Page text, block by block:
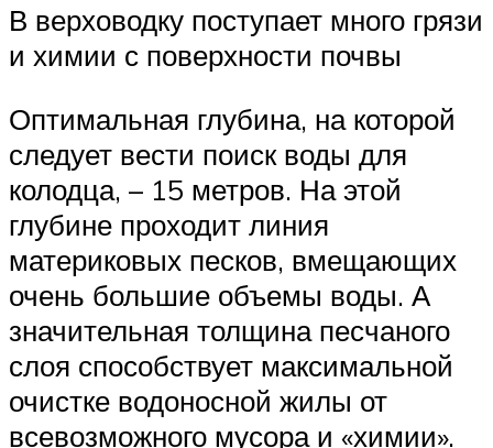
В верховодку поступает много грязи
и химии с поверхности почвы
Оптимальная глубина, на которой
следует вести поиск воды для
колодца, – 15 метров. На этой
глубине проходит линия
материковых песков, вмещающих
очень большие объемы воды. А
значительная толщина песчаного
слоя способствует максимальной
очистке водоносной жилы от
всевозможного мусора и «химии».